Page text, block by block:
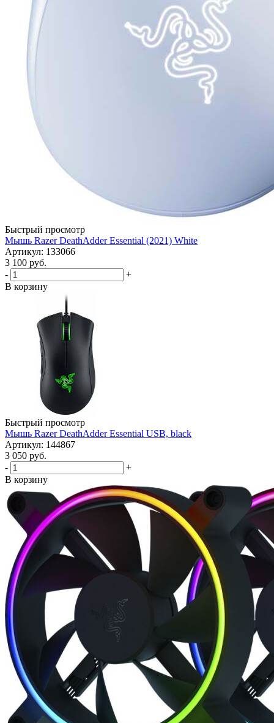
Быстрый просмотр
Мышь Razer DeathAdder Essential (2021) White
Артикул: 133066
3 100 руб.
-
+
В корзину
Быстрый просмотр
Мышь Razer DeathAdder Essential USB, black
Артикул: 144867
3 050 руб.
-
+
В корзину